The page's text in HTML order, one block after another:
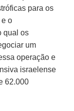
para os
e o
qual os
um
operação e
israelense
62.000